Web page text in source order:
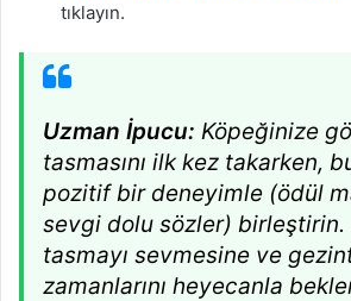
tıklayın.
Uzman İpucu: Köpeğinize
tasmasını ilk kez takarken,
pozitif bir deneyimle (ödül
sevgi dolu sözler) birleştirin.
tasmayı sevmesine ve
zamanlarını heyecanla